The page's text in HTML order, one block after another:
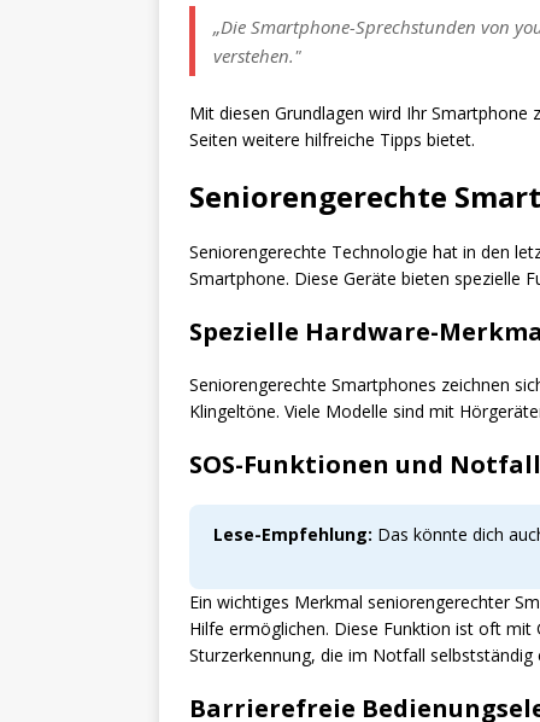
„Die Smartphone-Sprechstunden von
verstehen."
Mit diesen Grundlagen wird Ihr Smartphone
Seiten weitere hilfreiche Tipps bietet.
Seniorengerechte
Seniorengerechte Technologie hat in den
Smartphone. Diese Geräte bieten spezielle
Spezielle Hardware-
Seniorengerechte Smartphones zeichnen
Klingeltöne. Viele Modelle sind mit
SOS-Funktionen und
Lese-Empfehlung: Das könnte dich
Ein wichtiges Merkmal seniorengerechter
Hilfe ermöglichen. Diese Funktion ist oft mit
Sturzerkennung, die im Notfall
Barrierefreie